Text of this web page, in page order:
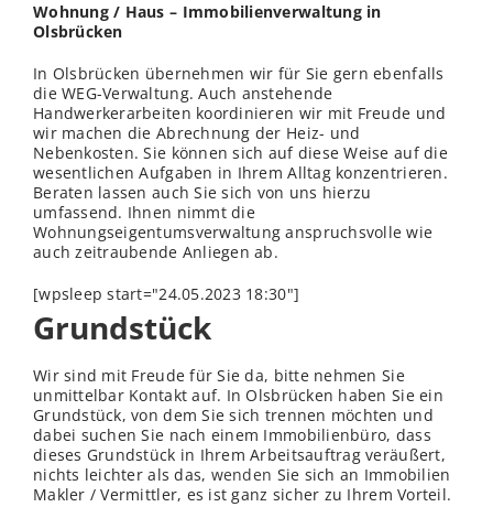
Wohnung / Haus – Immobilienverwaltung in
Olsbrücken
In Olsbrücken übernehmen wir für Sie gern ebenfalls
die WEG-Verwaltung. Auch anstehende
Handwerkerarbeiten koordinieren wir mit Freude und
wir machen die Abrechnung der Heiz- und
Nebenkosten. Sie können sich auf diese Weise auf die
wesentlichen Aufgaben in Ihrem Alltag konzentrieren.
Beraten lassen auch Sie sich von uns hierzu
umfassend. Ihnen nimmt die
Wohnungseigentumsverwaltung anspruchsvolle wie
auch zeitraubende Anliegen ab.
[wpsleep start="24.05.2023 18:30"]
Grundstück
Wir sind mit Freude für Sie da, bitte nehmen Sie
unmittelbar Kontakt auf. In Olsbrücken haben Sie ein
Grundstück, von dem Sie sich trennen möchten und
dabei suchen Sie nach einem Immobilienbüro, dass
dieses Grundstück in Ihrem Arbeitsauftrag veräußert,
nichts leichter als das, wenden Sie sich an Immobilien
Makler / Vermittler, es ist ganz sicher zu Ihrem Vorteil.